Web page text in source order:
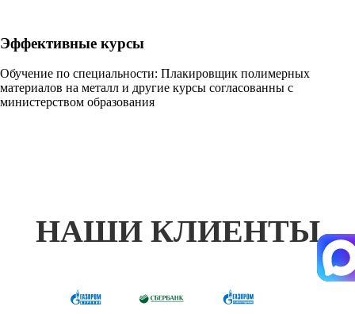
Эффективные курсы
Обучение по специальности: Плакировщик полимерных
материалов на металл и другие курсы согласованны с
министерством образования
НАШИ КЛИЕНТЫ